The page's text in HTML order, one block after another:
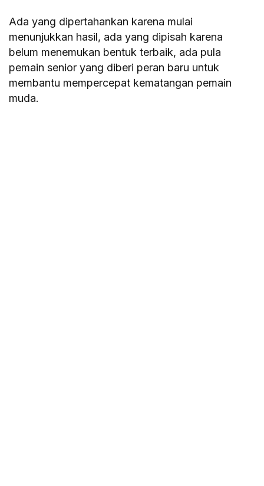
Ada yang dipertahankan karena mulai
menunjukkan hasil, ada yang dipisah karena
belum menemukan bentuk terbaik, ada pula
pemain senior yang diberi peran baru untuk
membantu mempercepat kematangan pemain
muda.